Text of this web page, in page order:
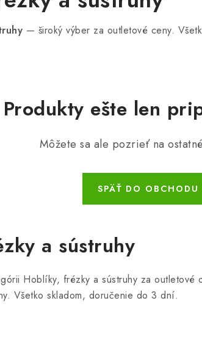
— široký výber za outletové ceny.
Produkty ešte len
Môžete sa ale pozrieť na
SPÄŤ DO OBCHODU
a sústruhy
Hoblíky, frézky a sústruhy za outletové
Všetko skladom, doručenie do 3 dní.